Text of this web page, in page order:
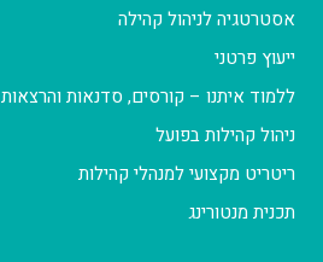
אסטרטגיה לניהול קהילה
ייעוץ פרטני
ללמוד איתנו – קורסים, סדנאות והרצאות
ניהול קהילות בפועל
ריטריט מקצועי למנהלי קהילות
תכנית מנטורינג